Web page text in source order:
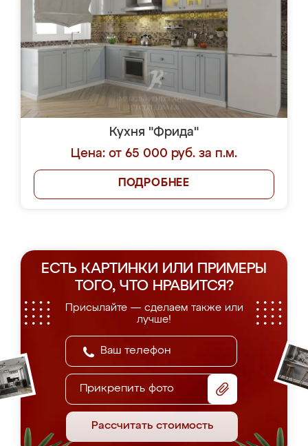
Кухня "Фрида"
Цена: от 65 000 руб. за п.м.
ПОДРОБНЕЕ
ЕСТЬ КАРТИНКИ ИЛИ ПРИМЕРЫ
ТОГО, ЧТО НРАВИТСЯ?
Присылайте — сделаем также или
лучше!
Прикрепить фото
Рассчитать стоимость